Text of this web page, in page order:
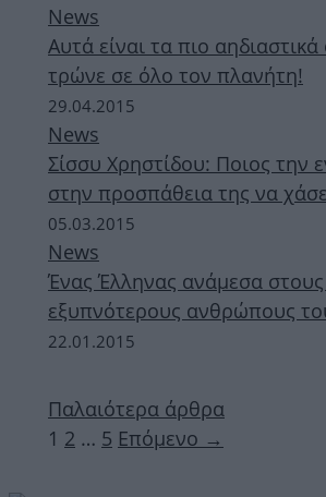
News
Αυτά είναι τα πιο
τρώνε σε όλο τον πλανήτη!
29.04.2015
News
Σίσσυ Χρηστίδου: Ποιος την
στην προσπάθεια της να
05.03.2015
News
Ένας Έλληνας ανάμεσα
εξυπνότερους ανθρώπους
22.01.2015
Παλαιότερα άρθρα
Σελίδα
1 Σελίδα
2 … Σελίδα
5 Επόμενο →